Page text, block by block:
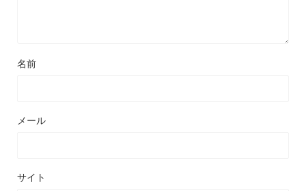
名前
メール
サイト